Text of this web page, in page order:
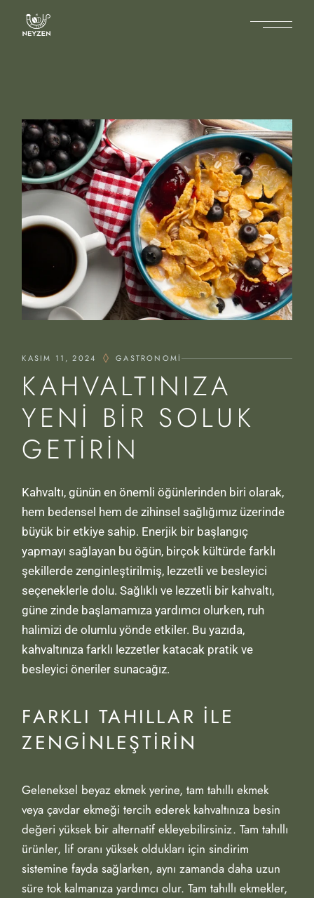
KASIM 11, 2024 GASTRONOMI
KAHVALTINIZA
YENI BIR SOLUK
GETIRIN
Kahvaltı, günün en önemli öğünlerinden biri olarak,
hem bedensel hem de zihinsel sağlığımız üzerinde
büyük bir etkiye sahip. Enerjik bir başlangıç
yapmayı sağlayan bu öğün, birçok kültürde farklı
şekillerde zenginleştirilmiş, lezzetli ve besleyici
seçeneklerle dolu. Sağlıklı ve lezzetli bir kahvaltı,
güne zinde başlamamıza yardımcı olurken, ruh
halimizi de olumlu yönde etkiler. Bu yazıda,
kahvaltınıza farklı lezzetler katacak pratik ve
besleyici öneriler sunacağız.
FARKLI TAHILLAR ILE
ZENGINLEŞTIRIN
Geleneksel beyaz ekmek yerine, tam tahıllı ekmek
veya çavdar ekmeği tercih ederek kahvaltınıza besin
değeri yüksek bir alternatif ekleyebilirsiniz. Tam tahıllı
ürünler, lif oranı yüksek oldukları için sindirim
sistemine fayda sağlarken, aynı zamanda daha uzun
süre tok kalmanıza yardımcı olur. Tam tahıllı ekmekler,